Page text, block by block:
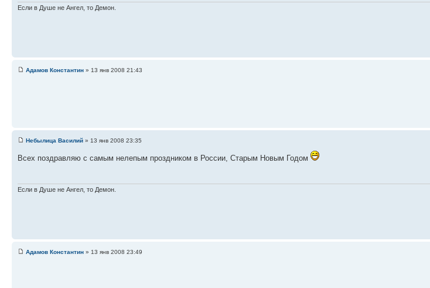
Если в Душе не Ангел, то Демон.
Адамов Константин » 13 янв 2008 21:43
Небылица Василий » 13 янв 2008 23:35
Всех поздравляю с самым нелепым проздником в России, Старым Новым Годом
Если в Душе не Ангел, то Демон.
Адамов Константин » 13 янв 2008 23:49